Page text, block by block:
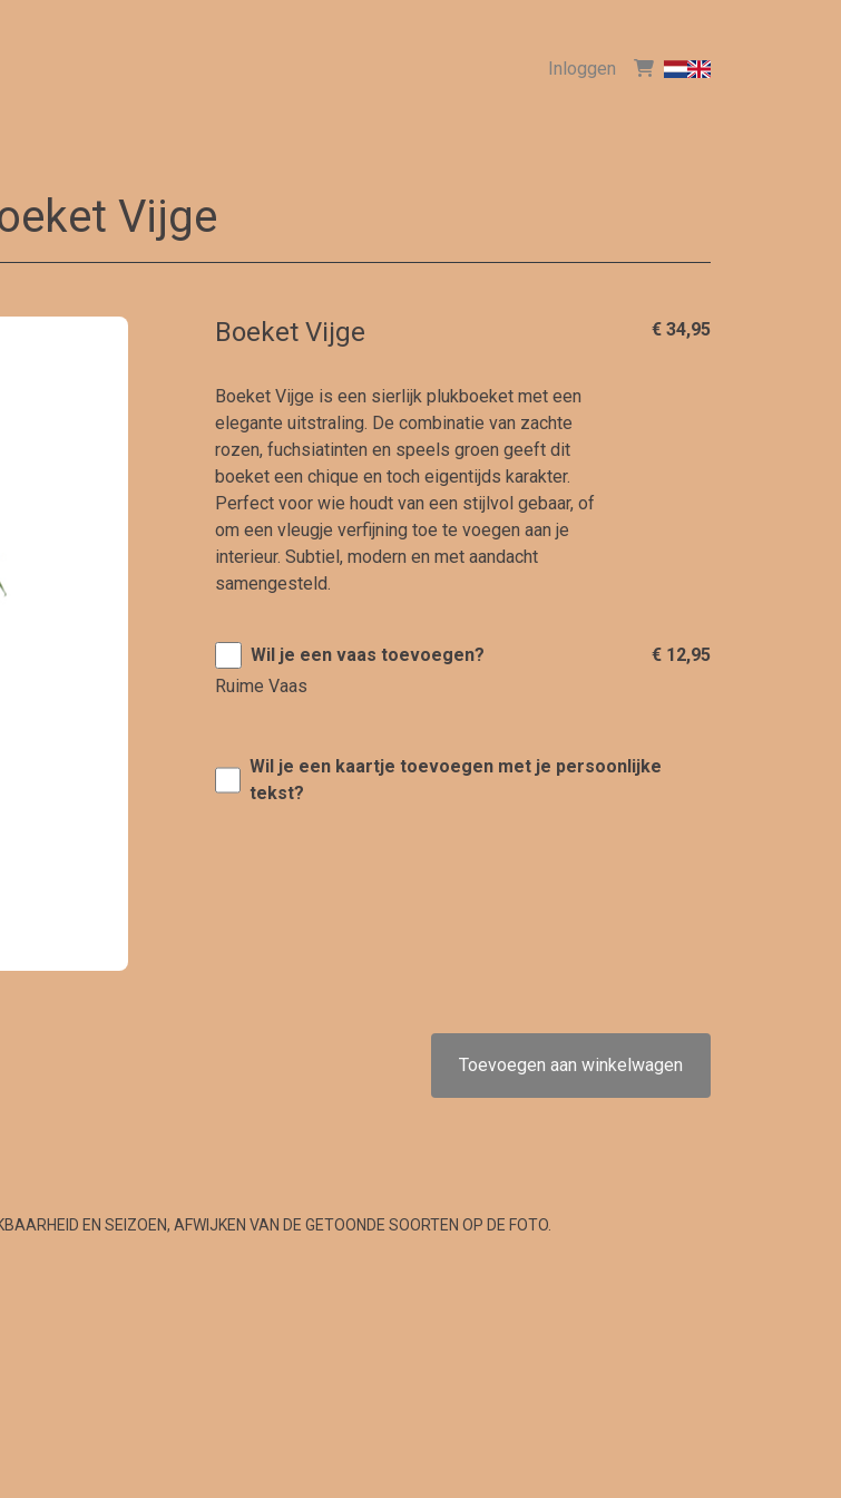
Inloggen
Vijge
Boeket Vijge
Boeket Vijge is een sierlijk plukboeket met een
elegante uitstraling. De combinatie van zachte
rozen, fuchsiatinten en speels groen geeft dit
boeket een chique en toch eigentijds karakter.
Perfect voor wie houdt van een stijlvol gebaar, of
om een vleugje verfijning toe te voegen aan je
interieur. Subtiel, modern en met aandacht
samengesteld.
€ 34,95
Wil je een vaas toevoegen?
Ruime Vaas
€ 12,95
Wil je een kaartje toevoegen met je persoonlijke
tekst?
Toevoegen aan winkelwagen
EN SEIZOEN, AFWIJKEN VAN DE GETOONDE SOORTEN OP DE FOTO.